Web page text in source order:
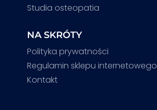
Studia osteopatia
NA SKRÓTY
Polityka prywatności
Regulamin sklepu internetowego
Kontakt